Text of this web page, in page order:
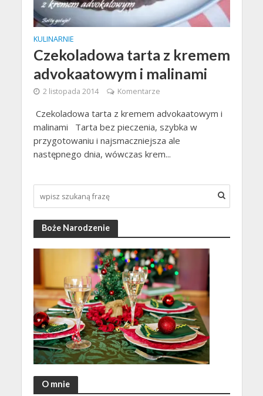
KULINARNIE
Czekoladowa tarta z kremem
advokaatowym i malinami
2 listopada 2014 Komentarze
Czekoladowa tarta z kremem advokaatowym i
malinami Tarta bez pieczenia, szybka w
przygotowaniu i najsmaczniejsza ale
następnego dnia, wówczas krem...
Boże Narodzenie
O mnie